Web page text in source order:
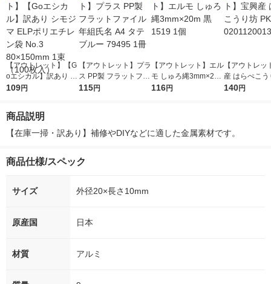
【アウトレット】【G
oエシカル】訳あり シ
モジマ ELPポリエチ
109円
【アウトレット】プラ
ス PP製 フラットファ
イル 年組氏名 A4 タテ
115円
【アウトレット】エル
モ しゅろ縄3mm×20
m 黒 1519 1個
116円
【アウトレッ
産 はらぺこ
G
140円
商品説明
【在庫一掃・訳あり】補修やDIYなどに適した金属素材です。
商品仕様/スペック
サイズ 外径20×長さ10mm
原産国 日本
材質 アルミ